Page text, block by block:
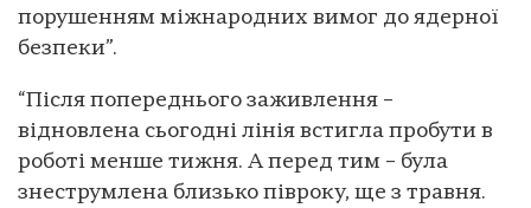
порушенням міжнародних вимог до ядерної
безпеки”.
“Після попереднього заживлення –
відновлена сьогодні лінія встигла пробути в
роботі менше тижня. А перед тим – була
знеструмлена близько півроку, ще з травня.